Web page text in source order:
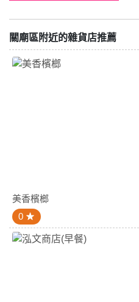
關廟區附近的雜貨店推薦
美香檳榔
0